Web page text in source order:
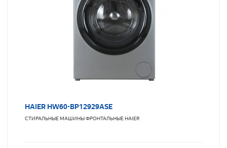
HAIER HW60-BP12929ASE
СТИРАЛЬНЫЕ МАШИНЫ ФРОНТАЛЬНЫЕHAIER